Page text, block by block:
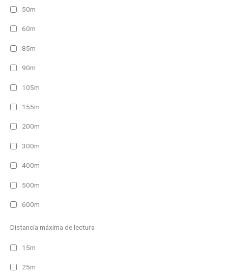
50m
60m
85m
90m
105m
155m
200m
300m
400m
500m
600m
Distancia máxima de lectura
15m
25m